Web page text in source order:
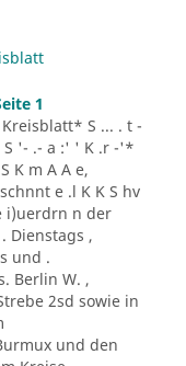
1
S ... . t -
S '- .- a :' ' K .r -'*
S K m A A e,
e .l K K S hv
i)uerdrn n der
Dienstags ,
und .
Berlin W. ,
2sd sowie in
und den